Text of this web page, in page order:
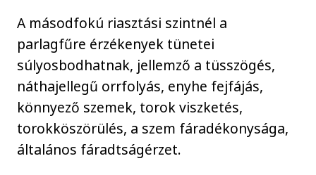
A másodfokú riasztási szintnél a
parlagfűre érzékenyek tünetei
súlyosbodhatnak, jellemző a tüsszögés,
náthajellegű orrfolyás, enyhe fejfájás,
könnyező szemek, torok viszketés,
torokköszörülés, a szem fáradékonysága,
általános fáradtságérzet.